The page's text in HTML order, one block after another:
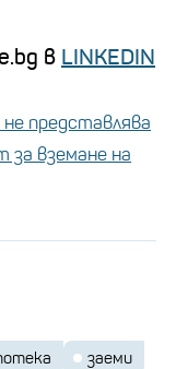
в LINKEDIN
представлява
за вземане на
заеми